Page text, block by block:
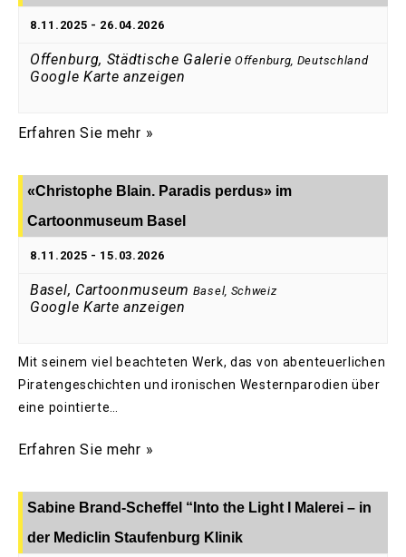
8.11.2025 - 26.04.2026
Offenburg, Städtische Galerie Offenburg, Deutschland
Google Karte anzeigen
Erfahren Sie mehr »
«Christophe Blain. Paradis perdus» im
Cartoonmuseum Basel
8.11.2025 - 15.03.2026
Basel, Cartoonmuseum Basel, Schweiz
Google Karte anzeigen
Mit seinem viel beachteten Werk, das von abenteuerlichen
Piratengeschichten und ironischen Westernparodien über
eine pointierte…
Erfahren Sie mehr »
Sabine Brand-Scheffel “Into the Light I Malerei – in
der Mediclin Staufenburg Klinik